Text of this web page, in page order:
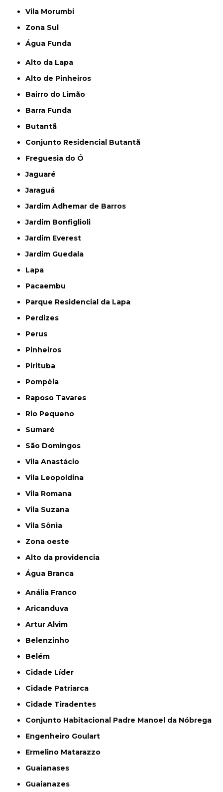
Vila Morumbi
Zona Sul
Água Funda
Alto da Lapa
Alto de Pinheiros
Bairro do Limão
Barra Funda
Butantã
Conjunto Residencial Butantã
Freguesia do Ó
Jaguaré
Jaraguá
Jardim Adhemar de Barros
Jardim Bonfiglioli
Jardim Everest
Jardim Guedala
Lapa
Pacaembu
Parque Residencial da Lapa
Perdizes
Perus
Pinheiros
Pirituba
Pompéia
Raposo Tavares
Rio Pequeno
Sumaré
São Domingos
Vila Anastácio
Vila Leopoldina
Vila Romana
Vila Suzana
Vila Sônia
Zona oeste
alto da providencia
Água Branca
Anália Franco
Aricanduva
Artur Alvim
Belenzinho
Belém
Cidade Líder
Cidade Patriarca
Cidade Tiradentes
Conjunto Habitacional Padre Manoel da Nóbrega
Engenheiro Goulart
Ermelino Matarazzo
Guaianases
Guaianazes